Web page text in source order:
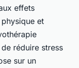
effets
et
réduire stress
sur un